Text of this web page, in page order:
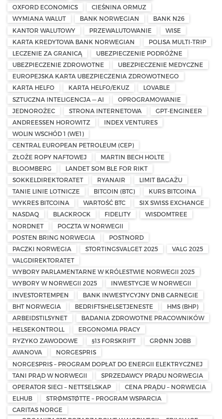
OXFORD ECONOMICS
CIEŚNINA ORMUZ
WYMIANA WALUT
BANK NORWEGIAN
BANK N26
KANTOR WALUTOWY
PRZEWALUTOWANIE
WISE
KARTA KREDYTOWA BANK NORWEGIAN
POLISA MULTI-TRIP
LECZENIE ZA GRANICĄ
UBEZPIECZENIE PODRÓŻNE
UBEZPIECZENIE ZDROWOTNE
UBEZPIECZENIE MEDYCZNE
EUROPEJSKA KARTA UBEZPIECZENIA ZDROWOTNEGO
KARTA HELFO
KARTA HELFO/EKUZ
LOVABLE
SZTUCZNA INTELIGENCJA — AI
OPROGRAMOWANIE
JEDNOROŻEC
STRONA INTERNETOWA
GPT-ENGINEER
ANDREESSEN HOROWITZ
INDEX VENTURES
WOLIN WSCHÓD 1 (WE1)
CENTRAL EUROPEAN PETROLEUM (CEP)
ZŁOŻE ROPY NAFTOWEJ
MARTIN BECH HOLTE
BLOOMBERG
LANDET SOM BLE FOR RIKT
SOKKELDIREKTORATET
RYANAIR
LIMIT BAGAŻU
TANIE LINIE LOTNICZE
BITCOIN (BTC)
KURS BITCOINA
WYKRES BITCOINA
WARTOŚĆ BTC
SIX SWISS EXCHANGE
NASDAQ
BLACKROCK FIDELITY
WISDOMTREE
NORDNET
POCZTA W NORWEGII
POSTEN BRING NORWEGIA
POSTNORD
PACZKI NORWEGIA
STORTINGSVALGET 2025
VALG 2025
VALGDIREKTORATET
WYBORY PARLAMENTARNE W KRÓLESTWIE NORWEGII 2025
WYBORY W NORWEGII 2025
INWESTYCJE W NORWEGII
INVESTORTEMPEN
BANK INWESTYCYJNY DNB CARNEGIE
BHT NORWEGIA
BEDRIFTSHELSETJENESTE
HMS (BHP)
ARBEIDSTILSYNET
BADANIA ZDROWOTNE PRACOWNIKÓW
HELSEKONTROLL
ERGONOMIA PRACY
RYZYKO ZAWODOWE
§13 FORSKRIFT
GRØNN JOBB
AVANOVA
NORGESPRIS
NORGESPRIS – PROGRAM DOPŁAT DO ENERGII ELEKTRYCZNEJ
TANI PRĄD W NORWEGII
SPRZEDAWCY PRĄDU NORWEGIA
OPERATOR SIECI – NETTSELSKAP
CENA PRĄDU – NORWEGIA
ELHUB
STRØMSTØTTE – PROGRAM WSPARCIA
CARITAS NORGE